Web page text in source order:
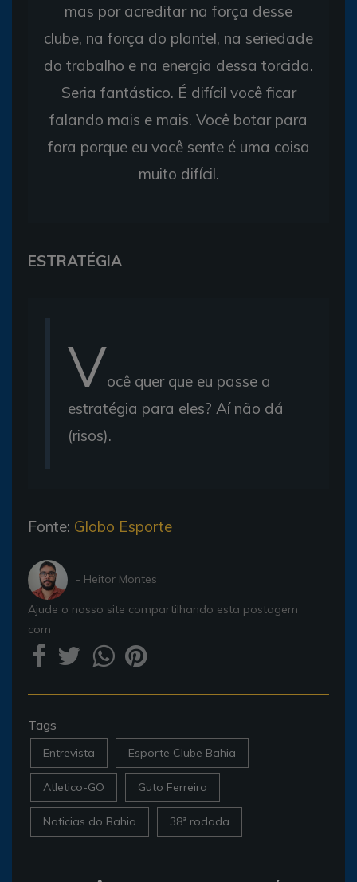
mas por acreditar na força desse
clube, na força do plantel, na seriedade
do trabalho e na energia dessa torcida.
Seria fantástico. É difícil você ficar
falando mais e mais. Você botar para
fora porque eu você sente é uma coisa
muito difícil.
ESTRATÉGIA
Você quer que eu passe a
estratégia para eles? Aí não dá
(risos).
Fonte: Globo Esporte
- Heitor Montes
Ajude o nosso site compartilhando esta postagem
com
Tags
Entrevista Esporte Clube Bahia
Atletico-GO Guto Ferreira
Noticias do Bahia 38ª rodada